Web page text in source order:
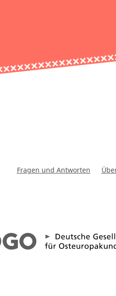
Fragen und Antworten